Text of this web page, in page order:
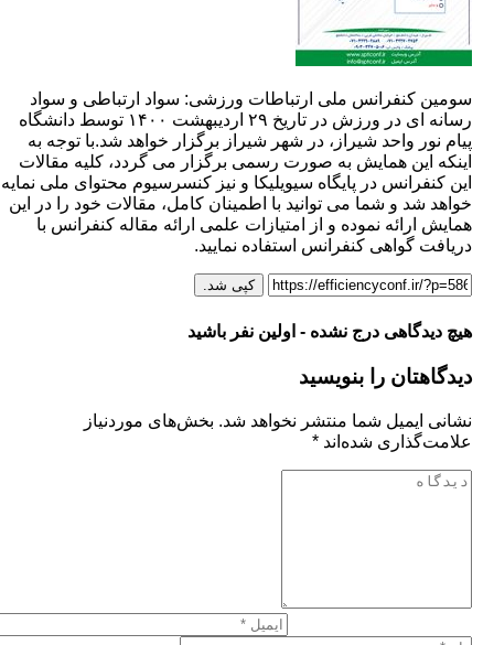
کنفرانس ملی ارتباطات ورزشی: سواد ارتباطی و سواد
رسانه ای در ورزش در تاریخ ۲۹ اردیبهشت ۱۴۰۰ توسط دانشگاه
واحد شیراز، در شهر شیراز برگزار خواهد شد.با توجه به
این همایش به صورت رسمی برگزار می گردد، کلیه مقالات
در پایگاه سیویلیکا و نیز کنسرسیوم محتوای ملی نمایه
شد و شما می توانید با اطمینان کامل، مقالات خود را در این
ارائه نموده و از امتیازات علمی ارائه مقاله کنفرانس با
گواهی کنفرانس استفاده نمایید.
کپی شد.
درج نشده - اولین نفر باشید
را بنویسید
ایمیل شما منتشر نخواهد شد. بخش‌های موردنیاز
شده‌اند *